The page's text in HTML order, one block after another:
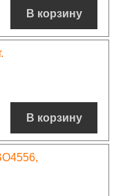
В корзину
В корзину